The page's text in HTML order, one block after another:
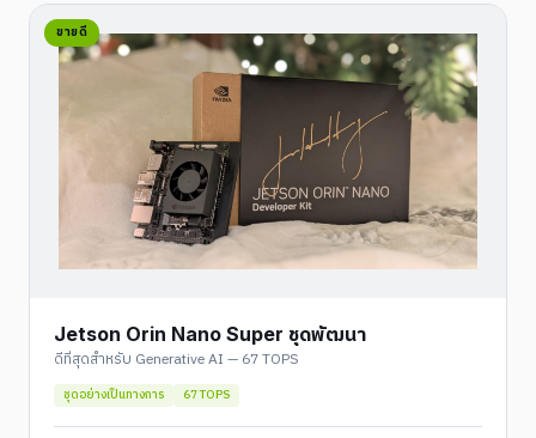
ขายดี
Jetson Orin Nano Super ชุดพัฒนา
ดีที่สุดสำหรับ Generative AI — 67 TOPS
ชุดอย่างเป็นทางการ 67 TOPS